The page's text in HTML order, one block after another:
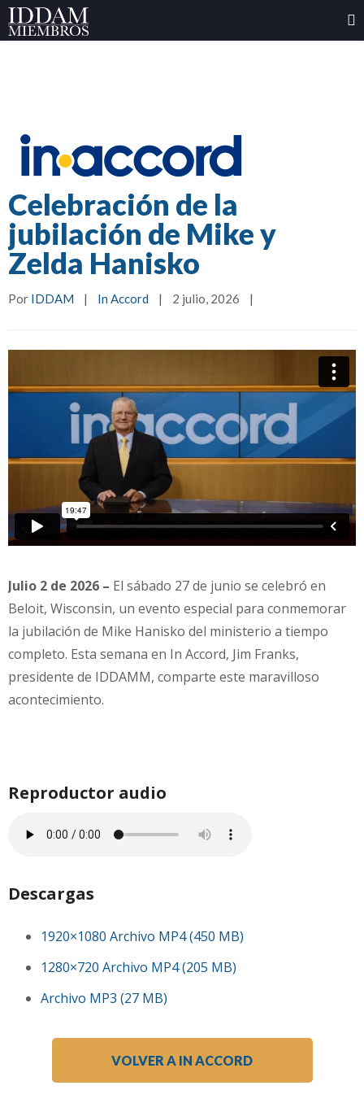
Celebración de la
jubilación de Mike y
Zelda Hanisko
Por IDDAM | In Accord | 2 julio, 2026 |
Julio 2 de 2026 – El sábado 27 de junio se celebró en
Beloit, Wisconsin, un evento especial para conmemorar
la jubilación de Mike Hanisko del ministerio a tiempo
completo. Esta semana en In Accord, Jim Franks,
presidente de IDDAMM, comparte este maravilloso
acontecimiento.
Reproductor audio
Descargas
1920×1080 Archivo MP4 (450 MB)
1280×720 Archivo MP4 (205 MB)
Archivo MP3 (27 MB)
VOLVER A IN ACCORD